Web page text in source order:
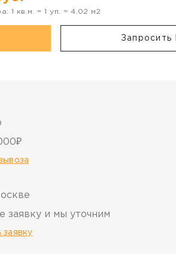
1 кв.м. =1 уп. =4.02 м2
Запросить
заявку и мы уточним
заявку